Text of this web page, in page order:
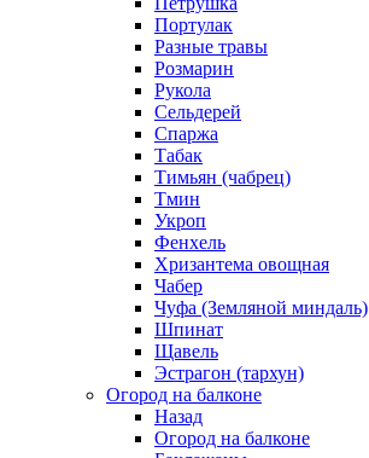
Портулак
Разные травы
Розмарин
Рукола
Сельдерей
Спаржа
Табак
Тимьян (чабрец)
Тмин
Укроп
Фенхель
Хризантема овощная
Чабер
Чуфа (Земляной миндаль)
Шпинат
Щавель
Эстрагон (тархун)
Огород на балконе
Назад
Огород на балконе